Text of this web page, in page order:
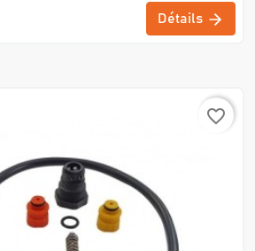
Détails
favorite_border